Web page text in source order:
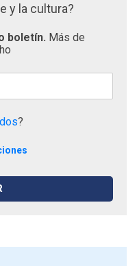
y la cultura?
boletín. Más de
?